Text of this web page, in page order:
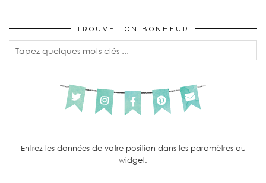
TROUVE TON BONHEUR
Entrez les données de votre position dans les paramètres du
widget.